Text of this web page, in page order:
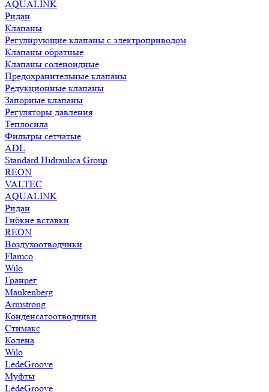
AQUALINK
Ридан
Клапаны
Регулирующие клапаны с электроприводом
Клапаны обратные
Клапаны соленоидные
Предохранительные клапаны
Редукционные клапаны
Запорные клапаны
Регуляторы давления
Теплосила
Фильтры сетчатые
ADL
Standard Hidraulica Group
REON
VALTEC
AQUALINK
Ридан
Гибкие вставки
REON
Воздухоотводчики
Flamco
Wilo
Гранрег
Mankenberg
Armstrong
Конденсатоотводчики
Стимакс
Колена
Wilo
LedeGroove
Муфты
LedeGroove